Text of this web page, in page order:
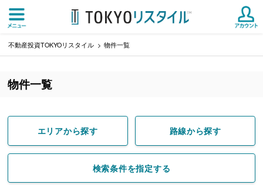
不動産投資TOKYOリスタイル 物件一覧
物件一覧
エリアから探す 路線から探す
検索条件を指定する